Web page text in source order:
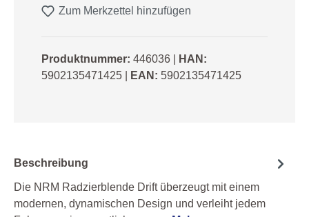
Zum Merkzettel hinzufügen
Produktnummer: 446036
HAN:
5902135471425
EAN: 5902135471425
Beschreibung
Die NRM Radzierblende Drift überzeugt mit einem
modernen, dynamischen Design und verleiht jedem